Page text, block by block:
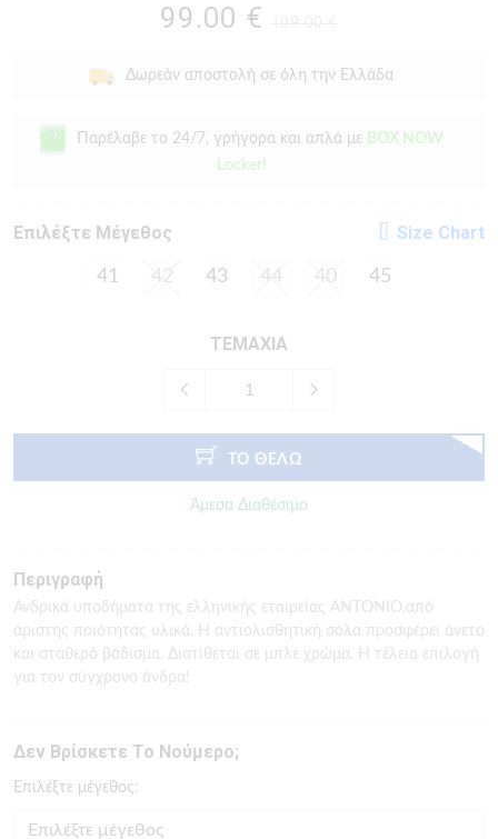
99.00 €
Δωρεάν αποστολή σε όλη την Ελλάδα
Παρέλαβε το 24/7, γρήγορα και απλά με BOX NOW
Locker!
Eπιλέξτε Μέγεθος Size Chart
41 42 43 44 40 45
ΤΕΜΑΧΙΑ
ΤΟ ΘΕΛΩ
Άμεσα Διαθέσιμο
Περιγραφή
Ανδρικά υποδήματα της ελληνικής εταιρείας ANTONIO,από
άριστης ποιότητας υλικά. Η αντιολισθητική σόλα προσφέρει άνετο
και σταθερό βάδισμα. Διατίθεται σε μπλε χρώμα. Η τέλεια επιλογή
για τον σύγχρονο άνδρα!
Δεν Βρίσκετε Το Νούμερο;
Eπιλέξτε μέγεθος: